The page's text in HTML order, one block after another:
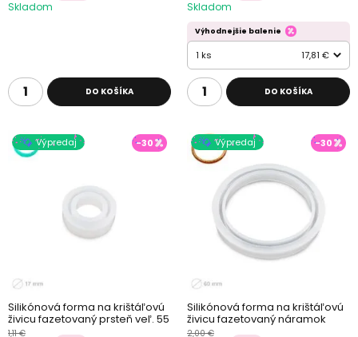
Skladom
DO KOŠÍKA
Skladom
Výhodnejšie balenie
1 ks 17,81 €
DO KOŠÍKA
Výpredaj -30
Silikónová forma na krištáľovú
živicu fazetovaný prsteň veľ. 55
1,11 €
Výpredaj -30
Silikónová forma na krištáľovú
živicu fazetovaný náramok
2,00 €